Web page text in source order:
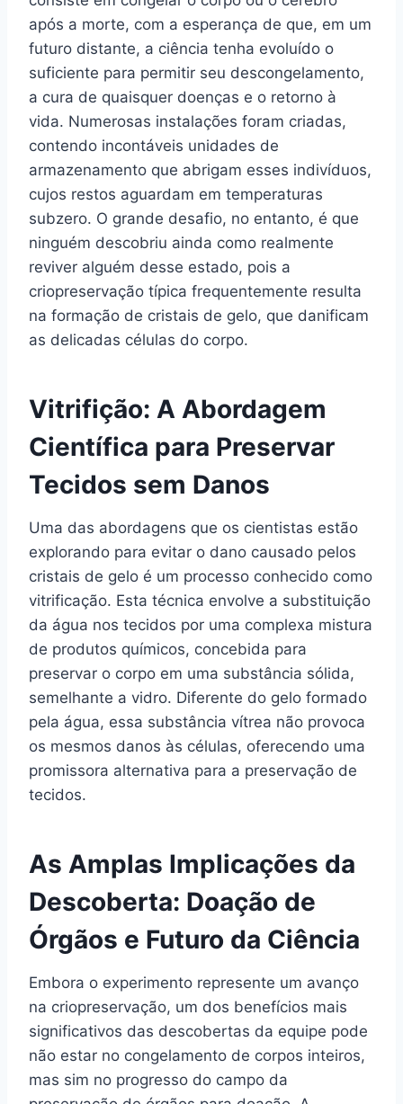
após a morte, com a esperança de que, em um
futuro distante, a ciência tenha evoluído o
suficiente para permitir seu descongelamento,
a cura de quaisquer doenças e o retorno à
vida. Numerosas instalações foram criadas,
contendo incontáveis unidades de
armazenamento que abrigam esses indivíduos,
cujos restos aguardam em temperaturas
subzero. O grande desafio, no entanto, é que
ninguém descobriu ainda como realmente
reviver alguém desse estado, pois a
criopreservação típica frequentemente resulta
na formação de cristais de gelo, que danificam
as delicadas células do corpo.
Vitrifição: A Abordagem
Científica para Preservar
Tecidos sem Danos
Uma das abordagens que os cientistas estão
explorando para evitar o dano causado pelos
cristais de gelo é um processo conhecido como
vitrificação. Esta técnica envolve a substituição
da água nos tecidos por uma complexa mistura
de produtos químicos, concebida para
preservar o corpo em uma substância sólida,
semelhante a vidro. Diferente do gelo formado
pela água, essa substância vítrea não provoca
os mesmos danos às células, oferecendo uma
promissora alternativa para a preservação de
tecidos.
As Amplas Implicações da
Descoberta: Doação de
Órgãos e Futuro da Ciência
Embora o experimento represente um avanço
na criopreservação, um dos benefícios mais
significativos das descobertas da equipe pode
não estar no congelamento de corpos inteiros,
mas sim no progresso do campo da